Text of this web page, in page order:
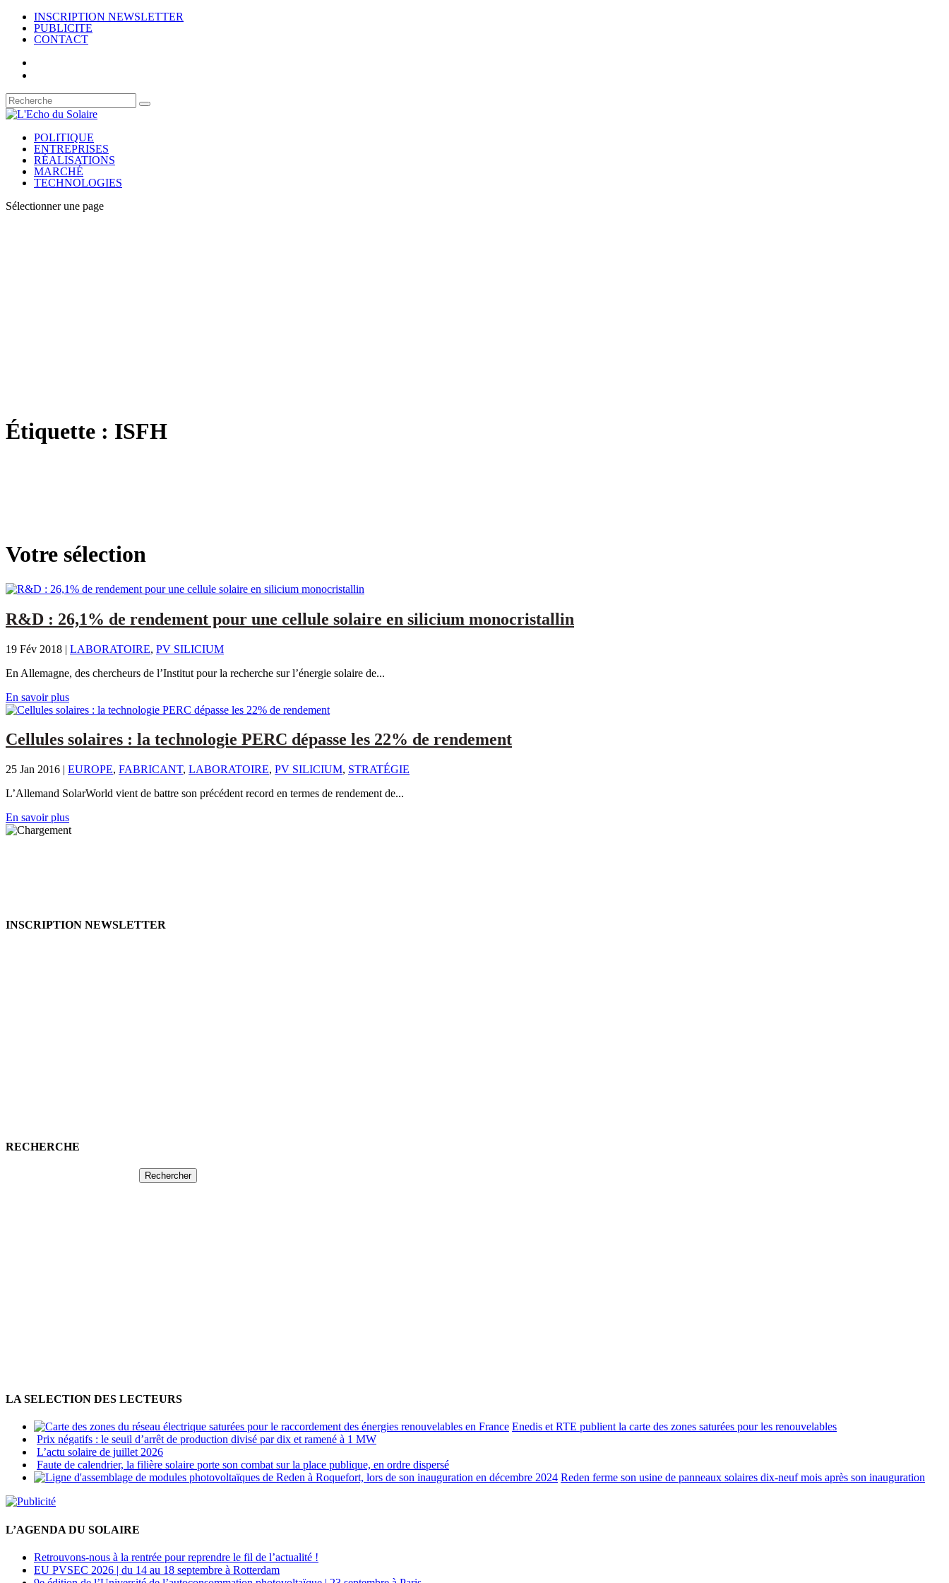
INSCRIPTION NEWSLETTER
PUBLICITE
CONTACT
POLITIQUE
ENTREPRISES
RÉALISATIONS
MARCHÉ
TECHNOLOGIES
Sélectionner une page
Étiquette : ISFH
Votre sélection
R&D : 26,1% de rendement pour une cellule solaire en silicium monocristallin
19 Fév 2018 | LABORATOIRE, PV SILICIUM
En Allemagne, des chercheurs de l’Institut pour la recherche sur l’énergie solaire de...
En savoir plus
Cellules solaires : la technologie PERC dépasse les 22% de rendement
25 Jan 2016 | EUROPE, FABRICANT, LABORATOIRE, PV SILICIUM, STRATÉGIE
L’Allemand SolarWorld vient de battre son précédent record en termes de rendement de...
En savoir plus
INSCRIPTION NEWSLETTER
RECHERCHE
LA SELECTION DES LECTEURS
Enedis et RTE publient la carte des zones saturées pour les renouvelables
Prix négatifs : le seuil d’arrêt de production divisé par dix et ramené à 1 MW
L’actu solaire de juillet 2026
Faute de calendrier, la filière solaire porte son combat sur la place publique, en ordre dispersé
Reden ferme son usine de panneaux solaires dix-neuf mois après son inauguration
L’AGENDA DU SOLAIRE
Retrouvons-nous à la rentrée pour reprendre le fil de l’actualité !
EU PVSEC 2026 | du 14 au 18 septembre à Rotterdam